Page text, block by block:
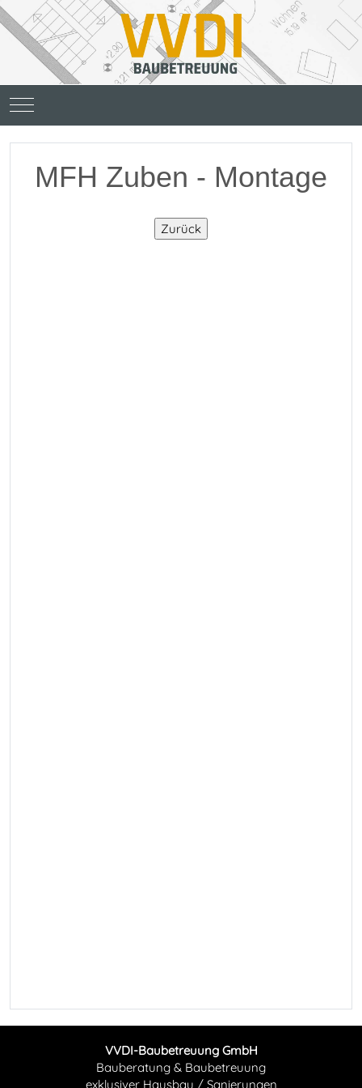
Mobile Menu Toggle
MFH Zuben - Montage
VVDI-Baubetreuung GmbH
Bauberatung & Baubetreuung
exklusiver Hausbau / Sanierungen